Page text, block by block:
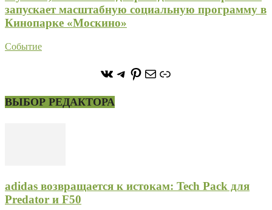
запускает масштабную социальную программу в
Кинопарке «Москино»
Событие
https://vk.com/
https://t.me/stoneforest
https://
ПочтаСсылка
ВЫБОР РЕДАКТОРА
adidas возвращается к истокам: Tech Pack для
Predator и F50